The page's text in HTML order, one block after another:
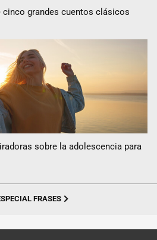
cinco grandes cuentos clásicos
sobre la adolescencia para
FRASES